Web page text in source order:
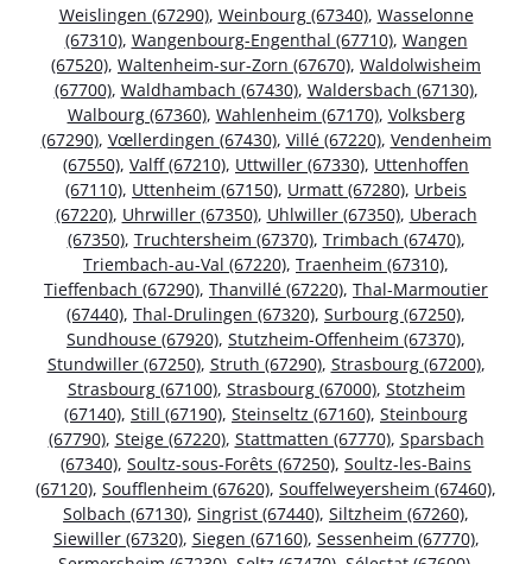
Weislingen (67290), Weinbourg (67340), Wasselonne
(67310), Wangenbourg-Engenthal (67710), Wangen
(67520), Waltenheim-sur-Zorn (67670), Waldolwisheim
(67700), Waldhambach (67430), Waldersbach (67130),
Walbourg (67360), Wahlenheim (67170), Volksberg
(67290), Vœllerdingen (67430), Villé (67220), Vendenheim
(67550), Valff (67210), Uttwiller (67330), Uttenhoffen
(67110), Uttenheim (67150), Urmatt (67280), Urbeis
(67220), Uhrwiller (67350), Uhlwiller (67350), Uberach
(67350), Truchtersheim (67370), Trimbach (67470),
Triembach-au-Val (67220), Traenheim (67310),
Tieffenbach (67290), Thanvillé (67220), Thal-Marmoutier
(67440), Thal-Drulingen (67320), Surbourg (67250),
Sundhouse (67920), Stutzheim-Offenheim (67370),
Stundwiller (67250), Struth (67290), Strasbourg (67200),
Strasbourg (67100), Strasbourg (67000), Stotzheim
(67140), Still (67190), Steinseltz (67160), Steinbourg
(67790), Steige (67220), Stattmatten (67770), Sparsbach
(67340), Soultz-sous-Forêts (67250), Soultz-les-Bains
(67120), Soufflenheim (67620), Souffelweyersheim (67460),
Solbach (67130), Singrist (67440), Siltzheim (67260),
Siewiller (67320), Siegen (67160), Sessenheim (67770),